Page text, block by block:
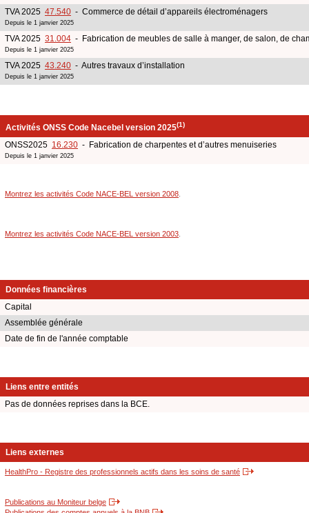
TVA 2025 47.540 - Commerce de détail d’appareils électroménagers
Depuis le 1 janvier 2025
TVA 2025 31.004 - Fabrication de meubles de salle à manger, de salon, de
Depuis le 1 janvier 2025
TVA 2025 43.240 - Autres travaux d’installation
Depuis le 1 janvier 2025
Activités ONSS Code Nacebel version 2025(1)
ONSS2025 16.230 - Fabrication de charpentes et d’autres menuiseries
Depuis le 1 janvier 2025
Montrez les activités Code NACE-BEL version 2008
Montrez les activités Code NACE-BEL version 2003
Données financières
Capital
Assemblée générale
Date de fin de l'année comptable
Liens entre entités
Pas de données reprises dans la BCE.
Liens externes
HealthPro - Registre des professionnels actifs dans les soins de santé
Publications au Moniteur belge